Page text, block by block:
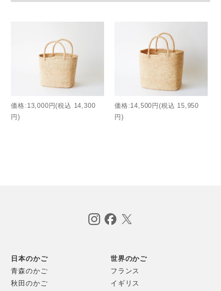
り強く、しなやかで、美しいツヤを持つ素材である「ラフィ
ア椰子の繊維」をつかって制作をしています。
現地で愛されているカゴのスタイルはそのままに、高い耐久
性と、日々の使いやすさにフォーカスして細部をブラッシュ
シンプルな見た目の中に、沢山の工夫が隠されています。
価格:13,000円(税込 14,300
円)
価格:14,500円(税込 15,950
円)
日本のかご
青森のかご
秋田のかご
世界のかご
フランス
イギリス